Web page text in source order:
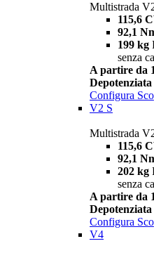
Multistrada
115,6
92,1
199 kg
senza
A partire da
Configura
V2 S
Multistrada
115,6
92,1
202 kg
senza
A partire da
Configura
V4